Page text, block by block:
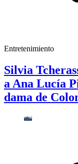
Entretenimiento
Silvia
a Ana Lucía
dama de